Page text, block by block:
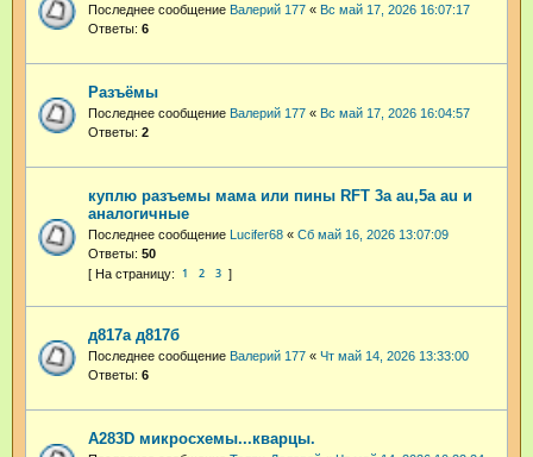
Последнее сообщение Валерий 177 « Вс май 17, 2026 16:07:17
Ответы: 6
Разъёмы
Последнее сообщение Валерий 177 « Вс май 17, 2026 16:04:57
Ответы: 2
куплю разъемы мама или пины RFT 3a au,5a au и
аналогичные
Последнее сообщение Lucifer68 « Сб май 16, 2026 13:07:09
Ответы: 50
1 2 3
д817а д817б
Последнее сообщение Валерий 177 « Чт май 14, 2026 13:33:00
Ответы: 6
A283D микросхемы...кварцы.